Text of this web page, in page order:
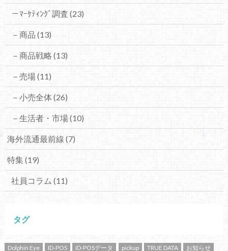
－ﾏｰｹﾃｨﾝｸﾞ調査 (23)
－商品 (13)
－商品戦略 (13)
－売場(11)
－小売全体(26)
－生活者・市場(10)
海外流通最前線 (7)
特集(19)
社員コラム (11)
タグ
Dolphin Eye ID-POS ID-POSデータ pickup TRUE DATA お知らせ